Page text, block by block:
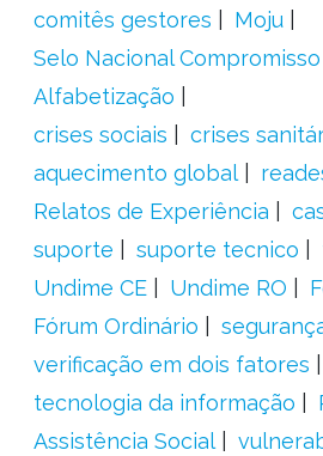
comitês gestores
Moju
Selo Nacional
Alfabetização
crises sociais
crises
aquecimento global
Relatos de Experiência
suporte
suporte tecnico
Undime CE
Undime RO
Fórum Ordinário
verificação em dois fatores
tecnologia da informação
Assistência Social